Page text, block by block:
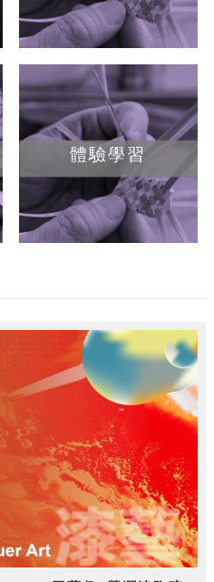
體驗學習